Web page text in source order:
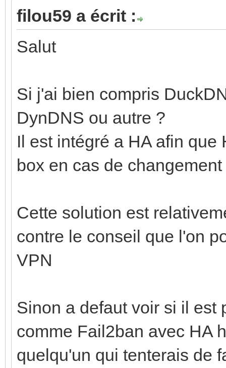
filou59 a écrit :
Salut
Si j'ai bien compris
DynDNS ou autre ?
Il est intégré a HA afin que
box en cas de
Cette solution est
contre le conseil que l'on
VPN
Sinon a defaut voir si il est
comme Fail2ban avec HA
quelqu'un qui tenterais de